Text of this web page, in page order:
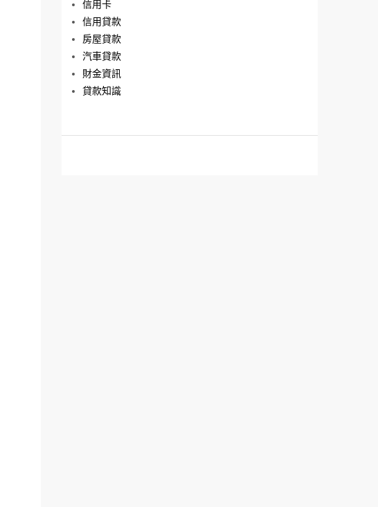
信用卡
信用貸款
房屋貸款
汽車貸款
財金資訊
貸款知識